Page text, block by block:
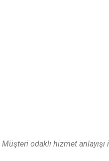
Müşteri odaklı hizmet